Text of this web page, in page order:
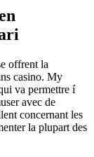
offrent la
casino. My
va permettre í
avec de
concernant les
la plupart des